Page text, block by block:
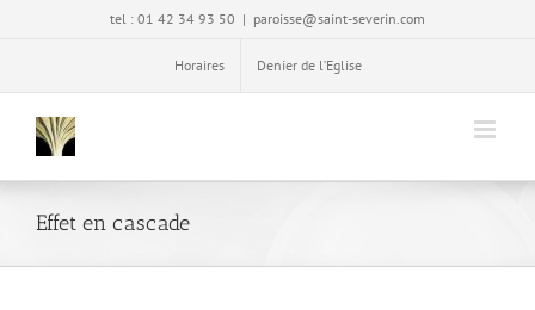
tel : 01 42 34 93 50 | paroisse@saint-severin.com
Horaires Denier de l’Eglise
Effet en cascade